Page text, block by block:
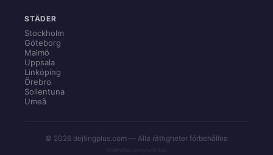
STÄDER
Stockholm
Göteborg
Malmö
Uppsala
Linköping
Örebro
Sollentuna
Umeå
© 2026 dejtingplus.com — Alla rättigheter förbehållna